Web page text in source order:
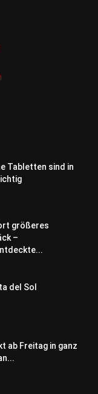
Tabletten sind in
größeres
–
del Sol
ab Freitag in ganz